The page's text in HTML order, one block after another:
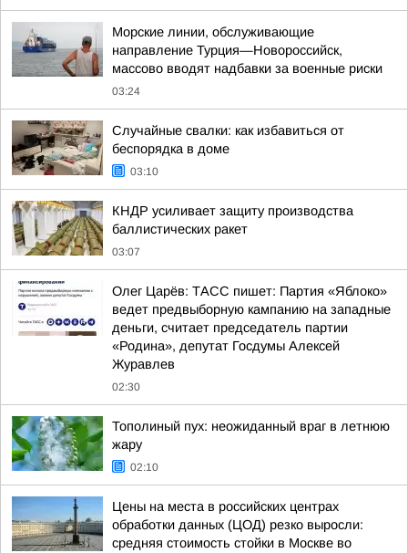
Морские линии, обслуживающие
направление Турция—Новороссийск,
массово вводят надбавки за военные риски
03:24
Случайные свалки: как избавиться от
беспорядка в доме
03:10
КНДР усиливает защиту производства
баллистических ракет
03:07
Олег Царёв: ТАСС пишет: Партия «Яблоко»
ведет предвыборную кампанию на западные
деньги, считает председатель партии
«Родина», депутат Госдумы Алексей
Журавлев
02:30
Тополиный пух: неожиданный враг в летнюю
жару
02:10
Цены на места в российских центрах
обработки данных (ЦОД) резко выросли:
средняя стоимость стойки в Москве во